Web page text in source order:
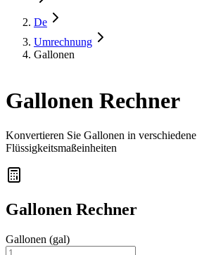
De
Umrechnung
Gallonen
Gallonen Rechner
Konvertieren Sie Gallonen in verschiedene
Flüssigkeitsmaßeinheiten
Gallonen Rechner
Gallonen (gal)